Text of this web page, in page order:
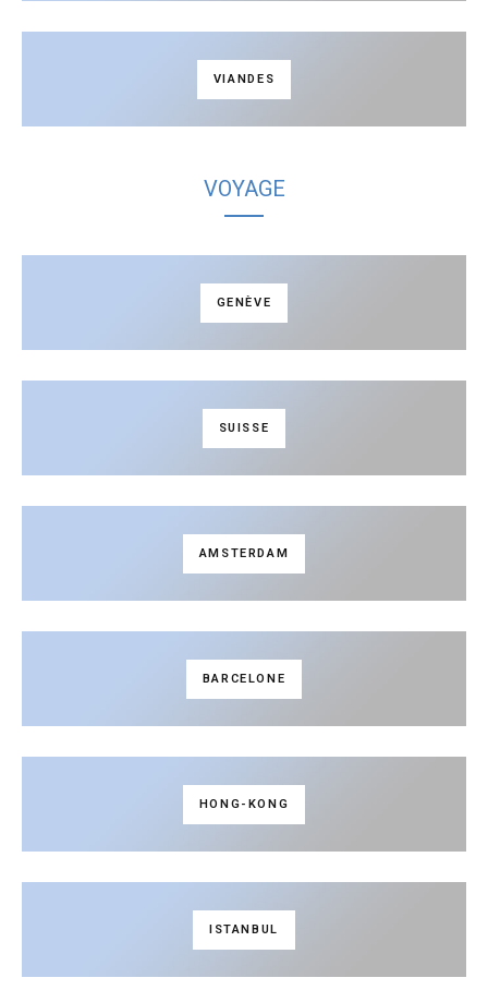
VIANDES
VOYAGE
GENÈVE
SUISSE
AMSTERDAM
BARCELONE
HONG-KONG
ISTANBUL